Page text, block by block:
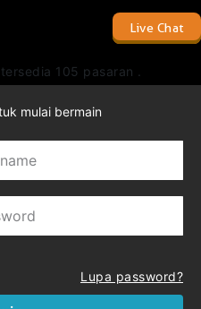
Live Chat
105 pasaran .
mulai bermain
Lupa password?